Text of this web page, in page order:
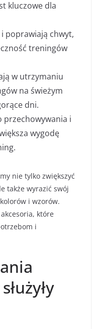
kluczowe dla
poprawiają chwyt,
treningów
w utrzymaniu
na świeżym
dni.
przechowywania i
wygodę
nie tylko zwiększyć
także wyrazić swój
i wzorów.
które
i